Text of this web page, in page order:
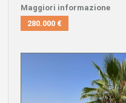
Maggiori informazione
280.000 €